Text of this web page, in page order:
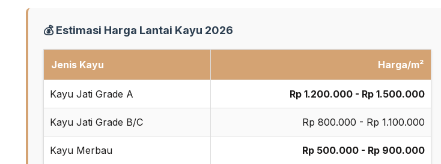
💰 Estimasi Harga Lantai Kayu 2026
Jenis Kayu Harga/m²
Kayu Jati Grade A Rp 1.200.000 - Rp 1.500.000
Kayu Jati Grade B/C Rp 800.000 - Rp 1.100.000
Kayu Merbau Rp 500.000 - Rp 900.000